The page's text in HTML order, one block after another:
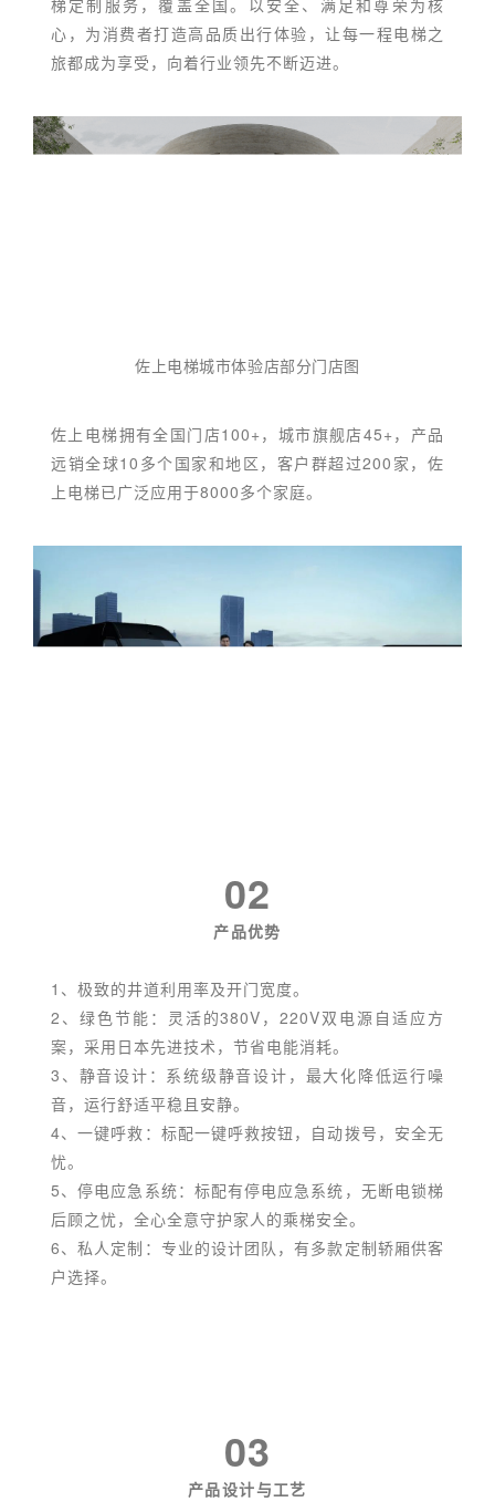
心，为消费者打造高品质出行体验，让每一程电梯之
旅都成为享受，向着行业领先不断迈进。
佐上电梯城市体验店部分门店图
佐上电梯拥有全国门店100+，城市旗舰店45+，产品
远销全球10多个国家和地区，客户群超过200家，佐
上电梯已广泛应用于8000多个家庭。
02
产品优势
1、极致的井道利用率及开门宽度。
2、绿色节能：灵活的380V，220V双电源自适应方
案，采用日本先进技术，节省电能消耗。
3、静音设计：系统级静音设计，最大化降低运行噪
音，运行舒适平稳且安静。
4、一键呼救：标配一键呼救按钮，自动拨号，安全无
忧。
5、停电应急系统：标配有停电应急系统，无断电锁梯
后顾之忧，全心全意守护家人的乘梯安全。
6、私人定制：专业的设计团队，有多款定制轿厢供客
户选择。
03
产品设计与工艺